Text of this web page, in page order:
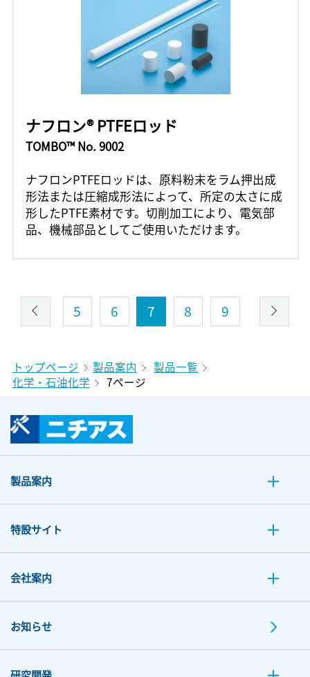
ナフロン® PTFEロッド
TOMBO™ No. 9002
ナフロンPTFEロッドは、原料粉末をラム押出成
形法または圧縮成形法によって、所定の太さに成
形したPTFE素材です。切削加工により、電気部
品、機械部品としてご使用いただけます。
5 6 7 8 9
トップページ 製品案内
製品一覧
化学・石油化学
7ページ
製品案内
特設サイト
会社案内
お知らせ